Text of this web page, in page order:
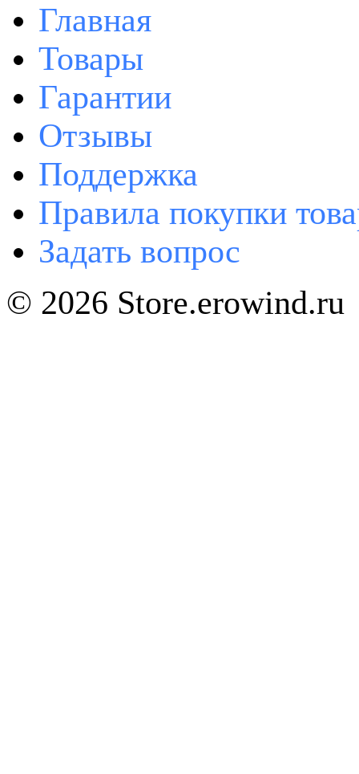
Главная
Товары
Гарантии
Отзывы
Поддержка
Правила покупки
Задать вопрос
© 2026 Store.erowind.ru